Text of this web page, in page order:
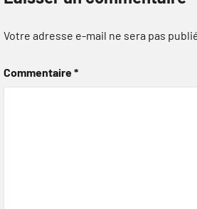
Votre adresse e-mail ne sera pas
Commentaire*